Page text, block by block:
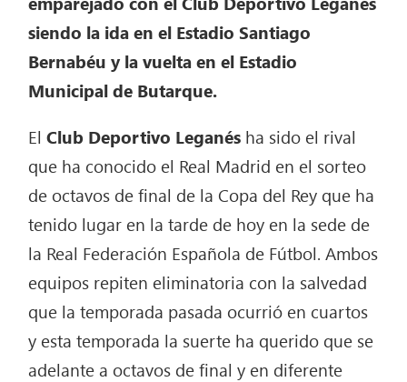
siendo la ida en el Estadio Santiago
Bernabéu y la vuelta en el Estadio
Municipal de Butarque.
ElClub Deportivo Leganés ha sido el rival
que ha conocido el Real Madrid en el sorteo
de octavos de final de la Copa del Rey que ha
tenido lugar en la tarde de hoy en la sede de
la Real Federación Española de Fútbol. Ambos
equipos repiten eliminatoria con la salvedad
que la temporada pasada ocurrió en cuartos
y esta temporada la suerte ha querido que se
adelante a octavos de final y en diferente